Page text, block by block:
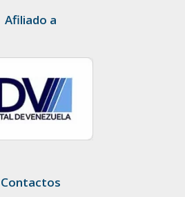
Afiliado a
Contactos